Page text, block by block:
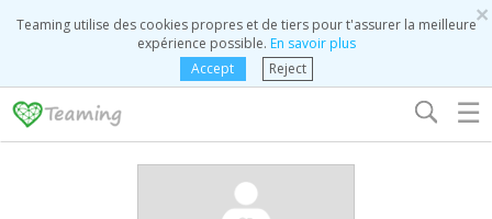
×
Teaming utilise des cookies propres et de tiers pour t'assurer la meilleure
expérience possible. En savoir plus
Accept
Reject
☰